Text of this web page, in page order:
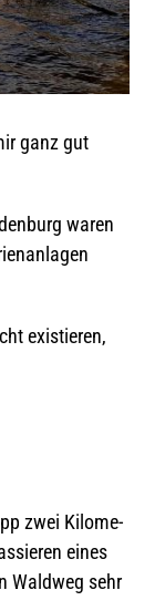
ganz gut
waren
exis­tie­ren,
zwei Kilo­me­
eines
Wald­weg sehr